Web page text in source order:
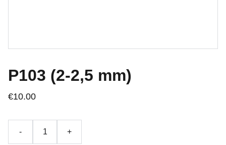
P103 (2-2,5 mm)
€10.00
- +